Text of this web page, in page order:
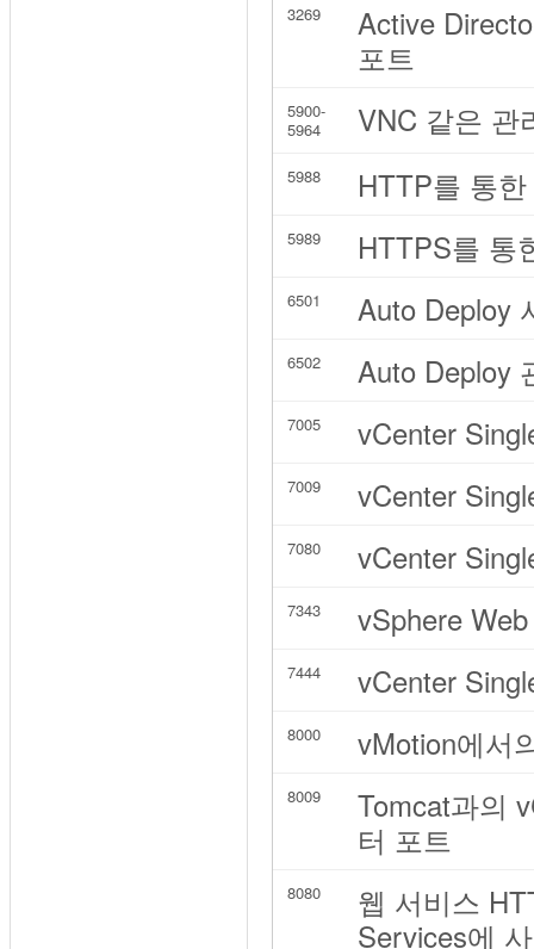
3269
Active
포트
5900-
5964
VNC 같은 관
5988 HTTP를 통
5989 HTTPS를 통
6501 Auto Deploy
6502 Auto Deploy
7005 vCenter
7009 vCenter
7080 vCenter
7343 vSphere
7444 vCenter
8000 vMotion에서
8009
Tomcat과의
터 포트
8080
웹 서비스
Services에